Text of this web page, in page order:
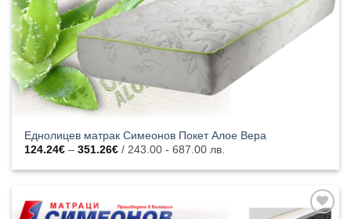
Еднолицев матрак Симеонов Покет Алое Вера
124.24€ – 351.26€Price
124.24€
/ 243.00 - 687.00 лв.